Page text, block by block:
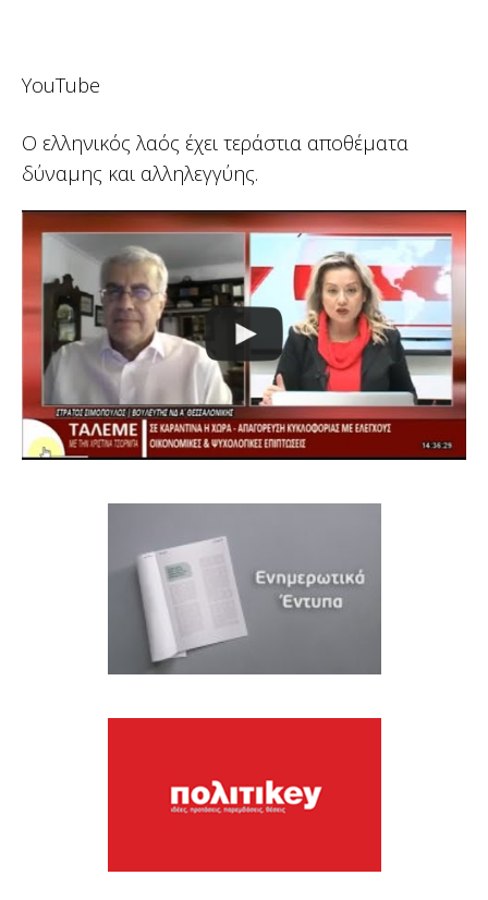
YouTube
Ο ελληνικός λαός έχει τεράστια αποθέματα
δύναμης και αλληλεγγύης.